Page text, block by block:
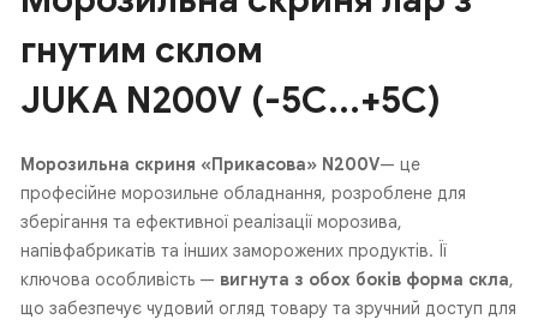
гнутим склом
JUKA N200V (-5С...+5С)
Морозильна скриня «Прикасова» N200V— це
професійне морозильне обладнання, розроблене для
зберігання та ефективної реалізації морозива,
напівфабрикатів та інших заморожених продуктів. Її
ключова особливість — вигнута з обох боків форма скла,
що забезпечує чудовий огляд товару та зручний доступ для